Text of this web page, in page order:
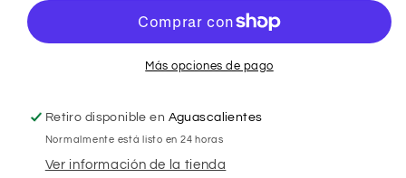
10k
de
10k
Más opciones de pago
Retiro disponible en Aguascalientes
Normalmente está listo en 24 horas
Ver información de la tienda